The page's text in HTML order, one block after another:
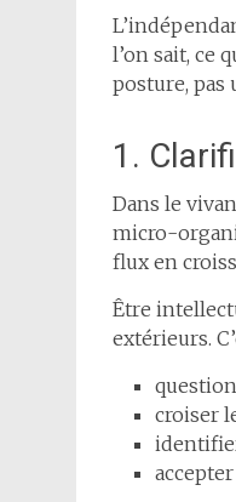
l’on sait, ce
posture, pas
1.
Dans le
micro-
flux en
Être
extérieurs.
croiser